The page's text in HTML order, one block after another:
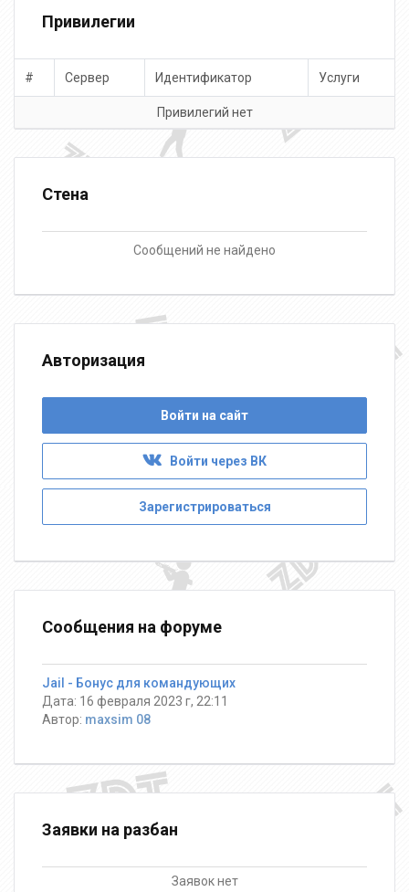
Привилегии
# Сервер Идентификатор Услуги
Привилегий нет
Стена
Сообщений не найдено
Авторизация
Войти на сайт
Войти через ВК
Зарегистрироваться
Сообщения на форуме
Jail - Бонус для командующих
Дата: 16 февраля 2023 г, 22:11
Автор: maxsim 08
Заявки на разбан
Заявок нет